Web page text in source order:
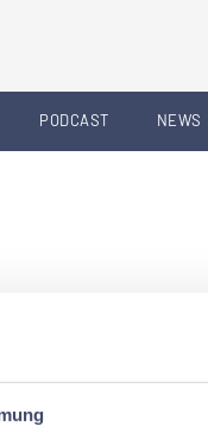
PODCAST NEWS